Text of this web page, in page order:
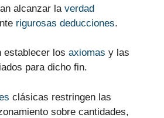
alcanzar la verdad
rigurosas deducciones.
establecer los axiomas y las
para dicho fin.
clásicas restringen las
sobre cantidades,